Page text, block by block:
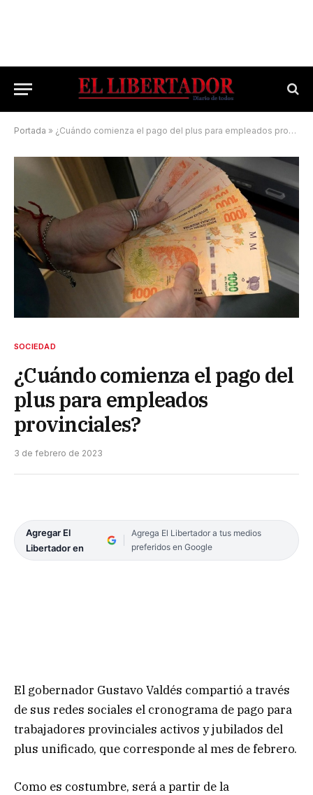
Portada » ¿Cuándo comienza el pago del plus para empleados provinciales?
SOCIEDAD
¿Cuándo comienza el pago del
plus para empleados
provinciales?
3 de febrero de 2023
Agregar El
Libertador en
Agrega El Libertador a tus medios
preferidos en Google
El gobernador Gustavo Valdés compartió a través
de sus redes sociales el cronograma de pago para
trabajadores provinciales activos y jubilados del
plus unificado, que corresponde al mes de febrero.
Como es costumbre, será a partir de la